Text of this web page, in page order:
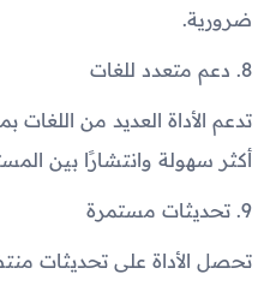
ضرورية.
8. دعم متعدد للغات
تدعم الأداة العديد من اللغات
أكثر سهولة وانتشارًا بين
9. تحديثات مستمرة
تحصل الأداة على تحديثات